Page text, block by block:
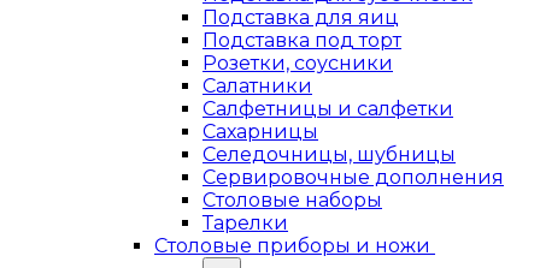
Подставка для яиц
Подставка под торт
Розетки, соусники
Салатники
Салфетницы и салфетки
Сахарницы
Селедочницы, шубницы
Сервировочные дополнения
Столовые наборы
Тарелки
Столовые приборы и ножи